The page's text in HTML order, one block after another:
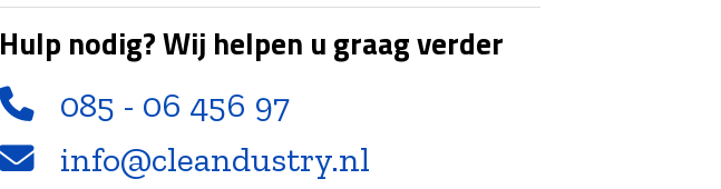
Hulp nodig? Wij helpen u graag verder
085 - 06 456 97
info@cleandustry.nl